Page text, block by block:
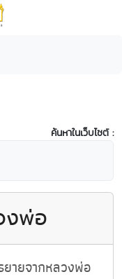
ค้นหาในเว็บไซต์ :
งพ่อ
ายจากหลวงพ่อ